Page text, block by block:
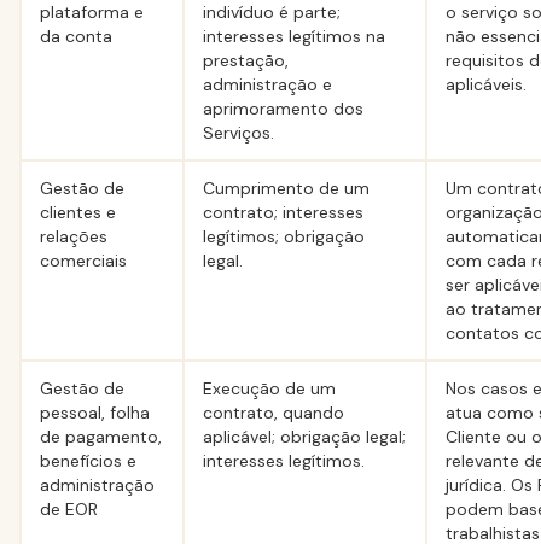
plataforma e
da conta
indivíduo é parte;
interesses legítimos na
prestação,
administração e
aprimoramento dos
Serviços.
o serviço
não
requisitos
aplicáveis.
Gestão de
clientes e
relações
comerciais
Cumprimento de um
contrato; interesses
legítimos; obrigação
legal.
Um
com cada
ser
ao
contatos
Gestão de
pessoal, folha
de pagamento,
benefícios e
administração
de EOR
Execução de um
contrato, quando
aplicável; obrigação legal;
interesses legítimos.
Nos casos
atua como
Cliente ou
relevante
jurídica. Os
podem